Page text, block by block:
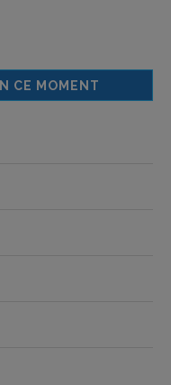
CE MOMENT